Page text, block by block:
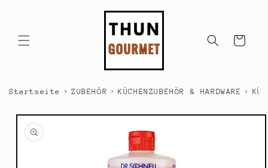
Warenkorb
Startseite › ZUBEHÖR › KÜCHENZUBEHÖR & HARDWARE ›